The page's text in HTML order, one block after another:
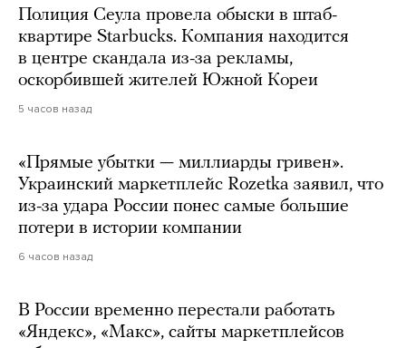
Полиция Сеула провела обыски в штаб-
квартире Starbucks. Компания находится
в центре скандала из-за рекламы,
оскорбившей жителей Южной Кореи
5 часов назад
«Прямые убытки — миллиарды гривен».
Украинский маркетплейс Rozetka заявил, что
из-за удара России понес самые большие
потери в истории компании
6 часов назад
В России временно перестали работать
«Яндекс», «Макс», сайты маркетплейсов